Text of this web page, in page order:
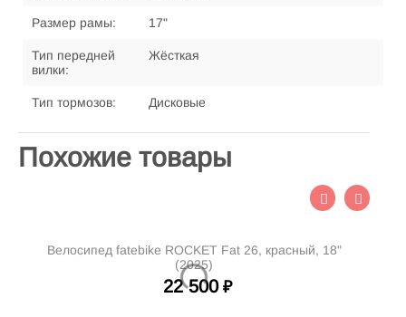
Размер рамы: 17"
Тип передней
вилки:
Жёсткая
Тип тормозов: Дисковые
Похожие товары
Велосипед fatebike ROCKET Fat 26, красный, 18"
(2025)
22 500 ₽